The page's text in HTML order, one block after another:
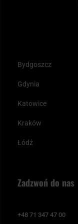
Bydgoszcz
Gdynia
Katowice
Kraków
Łódź
Zadzwoń do nas
+48 71 347 47 00